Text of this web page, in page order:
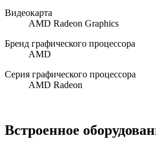
Видеокарта
AMD Radeon Graphics
Бренд графического процессора
AMD
Серия графического процессора
AMD Radeon
Встроенное